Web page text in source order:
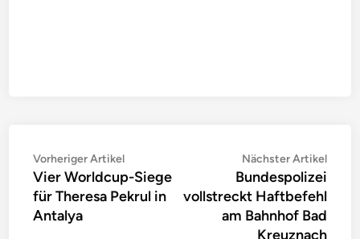
Beitragsnavigation
Vorheriger ArtikelVorheriger
Artikel:
Vier Worldcup-Siege
für Theresa Pekrul in
Antalya
Nächster Artikel
Bundespolizei
vollstreckt Haftbefehl
am Bahnhof Bad
Kreuznach